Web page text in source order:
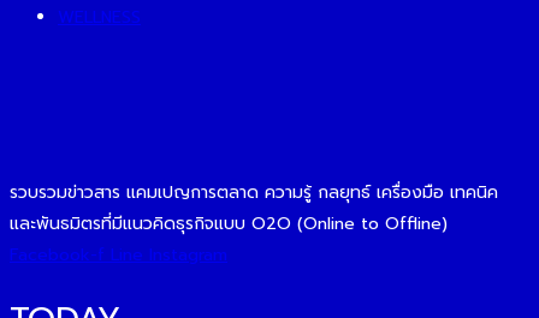
WELLNESS
รวบรวมข่าวสาร แคมเปญการตลาด ความรู้ กลยุทธ์ เครื่องมือ เทคนิค
และพันธมิตรที่มีแนวคิดธุรกิจแบบ O2O (Online to Offline)
Facebook-f Line Instagram